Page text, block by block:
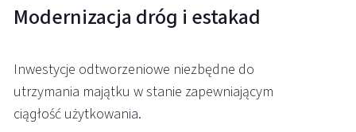
Modernizacja dróg i estakad
Inwestycje odtworzeniowe niezbędne do
utrzymania majątku w stanie zapewniającym
ciągłość użytkowania.